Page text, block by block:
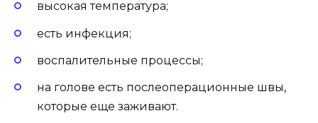
высокая температура;
есть инфекция;
воспалительные процессы;
на голове есть послеоперационные швы,
которые еще заживают.